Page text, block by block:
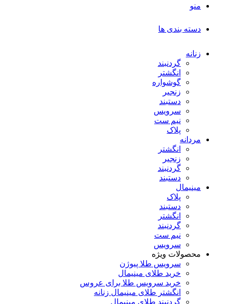
منو
دسته بندی ها
زنانه
گردنبند
انگشتر
گوشواره
زنجیر
دستبند
سرویس
نیم ست
پلاک
مردانه
انگشتر
زنجیر
گردنبند
دستبند
مینیمال
پلاک
دستبند
انگشتر
گردنبند
نیم ست
سرویس
محصولات ویژه
سرویس طلا پیوژن
خرید طلای مینیمال
خرید سرویس طلا برای عروس
انگشتر طلای مینیمال زنانه
گردنبند طلای مینیمال